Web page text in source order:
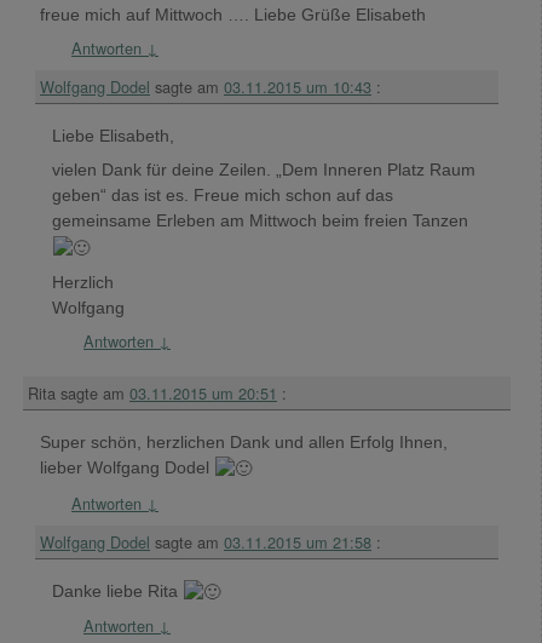
freue mich auf Mittwoch …. Liebe Grüße Elisabeth
Antworten ↓
Wolfgang Dodel sagte am 03.11.2015 um 10:43 :
Liebe Elisabeth,
vielen Dank für deine Zeilen. „Dem Inneren Platz Raum
geben“ das ist es. Freue mich schon auf das
gemeinsame Erleben am Mittwoch beim freien Tanzen
Herzlich
Wolfgang
Antworten ↓
Rita sagte am 03.11.2015 um 20:51 :
Super schön, herzlichen Dank und allen Erfolg Ihnen,
lieber Wolfgang Dodel
Antworten ↓
Wolfgang Dodel sagte am 03.11.2015 um 21:58 :
Danke liebe Rita
Antworten ↓